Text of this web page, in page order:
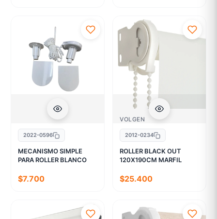
2022-0596
MECANISMO SIMPLE
PARA ROLLER BLANCO
$7.700
VOLGEN
2012-0234
ROLLER BLACK OUT
120X190CM MARFIL
$25.400